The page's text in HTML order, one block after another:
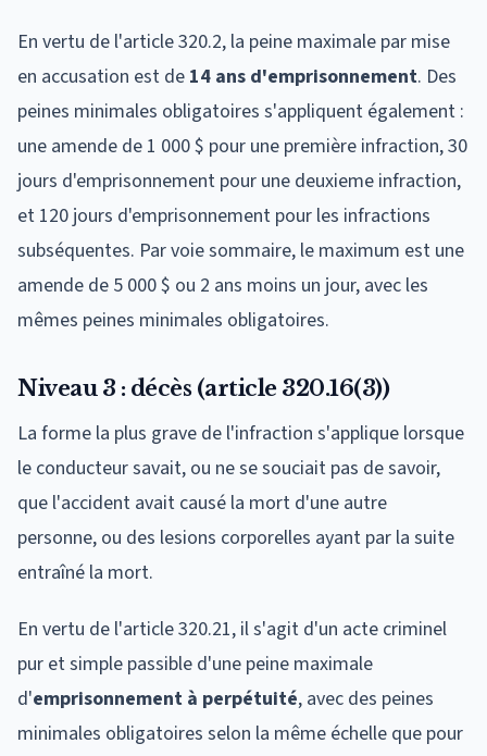
En vertu de l'article 320.2, la peine maximale par mise
en accusation est de 14 ans d'emprisonnement. Des
peines minimales obligatoires s'appliquent également :
une amende de 1 000 $ pour une première infraction, 30
jours d'emprisonnement pour une deuxieme infraction,
et 120 jours d'emprisonnement pour les infractions
subséquentes. Par voie sommaire, le maximum est une
amende de 5 000 $ ou 2 ans moins un jour, avec les
mêmes peines minimales obligatoires.
Niveau 3 : décès (article 320.16(3))
La forme la plus grave de l'infraction s'applique lorsque
le conducteur savait, ou ne se souciait pas de savoir,
que l'accident avait causé la mort d'une autre
personne, ou des lesions corporelles ayant par la suite
entraîné la mort.
En vertu de l'article 320.21, il s'agit d'un acte criminel
pur et simple passible d'une peine maximale
d'emprisonnement à perpétuité, avec des peines
minimales obligatoires selon la même échelle que pour